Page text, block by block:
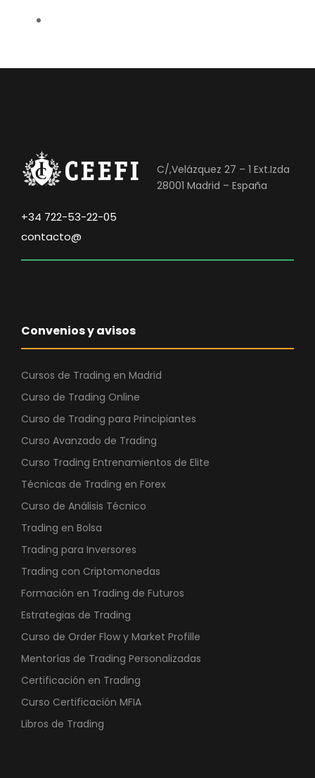
C/,Velázquez 27 – 1 Ext.Izda
28001 Madrid – España
+34 722-53-22-05
contacto@
Convenios y avisos
Cursos de Trading en Madrid
Curso de Trading Online
Curso de Trading para Principiantes
Curso Avanzado de Trading
Curso Trading Entrenamientos de Elite
Técnicas de Trading en Forex
Curso de Análisis Técnico
Trading en Bolsa
Trading para Inversores
Trading con Criptomonedas
Formación en Trading de Futuros
Estrategias de Trading
Curso de Order Flow y Market Profille
Mentorías de Trading Personalizadas
Certificación en Trading
Curso Certificación MFIA
Libros de Trading